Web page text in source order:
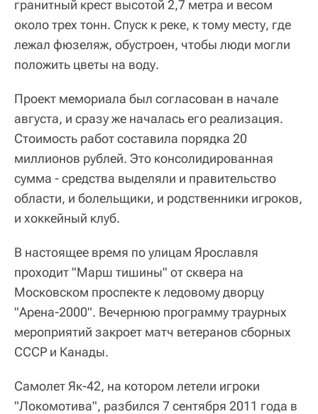
гранитный крест высотой 2,7 метра и весом
около трех тонн. Спуск к реке, к тому месту, где
лежал фюзеляж, обустроен, чтобы люди могли
положить цветы на воду.
Проект мемориала был согласован в начале
августа, и сразу же началась его реализация.
Стоимость работ составила порядка 20
миллионов рублей. Это консолидированная
сумма - средства выделяли и правительство
области, и болельщики, и родственники игроков,
и хоккейный клуб.
В настоящее время по улицам Ярославля
проходит "Марш тишины" от сквера на
Московском проспекте к ледовому дворцу
"Арена-2000". Вечернюю программу траурных
мероприятий закроет матч ветеранов сборных
СССР и Канады.
Самолет Як-42, на котором летели игроки
"Локомотива", разбился 7 сентября 2011 года в